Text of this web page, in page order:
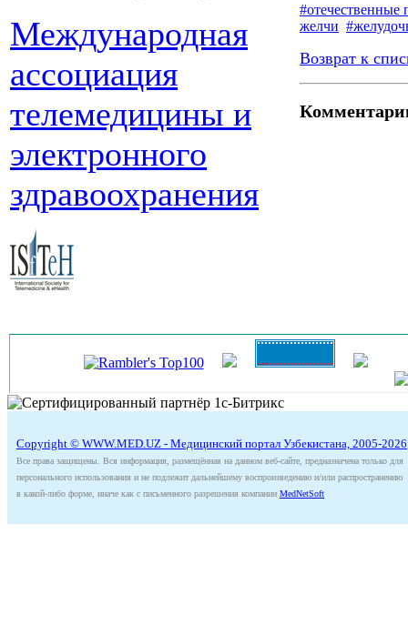
Международная
ассоциация
телемедицины и
электронного
здравоохранения
#отечественные
желчи
Возврат к
Copyright © WWW.MED.UZ - Медицинский портал Узбекистана, 2005-2026
Все права защищены. Вся информация, размещённая на данном веб-сайте, предназначена только для
персонального использования и не подлежит дальнейшему воспроизведению и/или распространению
в какой-либо форме, иначе как с письменного разрешения компании MedNetSoft